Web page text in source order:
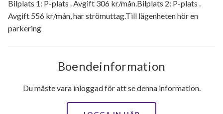
Bilplats 1: P-plats . Avgift 306 kr/mån.Bilplats 2: P-plats .
Avgift 556 kr/mån, har strömuttag.Till lägenheten hör en
parkering
Boendeinformation
Du måste vara inloggad för att se denna information.